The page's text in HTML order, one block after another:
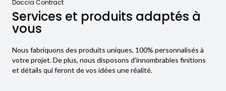
Doccia Contract
Services et produits adaptés à
vous
Nous fabriquons des produits uniques, 100% personnalisés à
votre projet. De plus, nous disposons d’innombrables finitions
et détails qui feront de vos idées une réalité.